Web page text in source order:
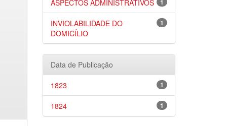
1
ASPECTOS ADMINISTRATIVOS
1
INVIOLABILIDADE DO
DOMICÍLIO
Data de Publicação
1
1823
1
1824